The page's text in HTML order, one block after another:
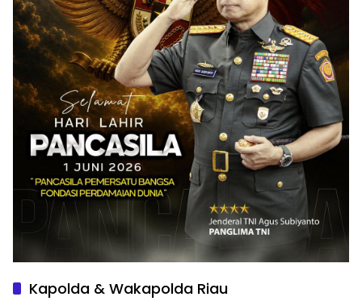
Kapolda & Wakapolda Riau